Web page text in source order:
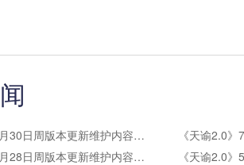
《天谕2.0》7月30日周版本更新维护内容公告
《天谕2.0》5月28日周版本更新维护内容公告